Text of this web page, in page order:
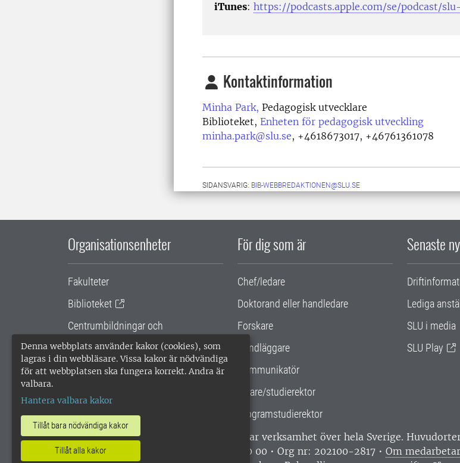
Denna webbplats använder kakor (cookies), som
lagras i din webbläsare. Vissa kakor är nödvändiga
för att webbplatsen ska fungera korrekt. Andra är
valbara.
Hantera valbara kakor
Tillåt bara nödvändiga kakor
Tillåt alla kakor
iTunes: https://podcasts.apple.com/se/podcast/
Kontaktinformation
Minha Park, Pedagogisk utvecklare
Biblioteket, Enheten för pedagogisk utveckling
minha.park@slu.se, +4618673017, +46761361078
SIDANSVARIG: BIB-WEBBREDAKTIONEN@SLU.SE
Organisationsenheter
Fakulteter
Biblioteket
Centrumbildningar och
samarbetsprojekt
Gemensamma verksamhetsstödet
För dig som är
Chef/ledare
Doktorand eller handledare
Forskare
Handläggare
Kommunikatör
Lärare/studierektor
Programstudierektor
Senaste
Lediga
SLU i media
SLU Play
SLU, Sveriges lantbruksuniversitet, har verksamhet över hela Sverige.
enligt ISO 14001. •
Telefon: 018-67 10 00 • Org nr: 202100-2817 • Om